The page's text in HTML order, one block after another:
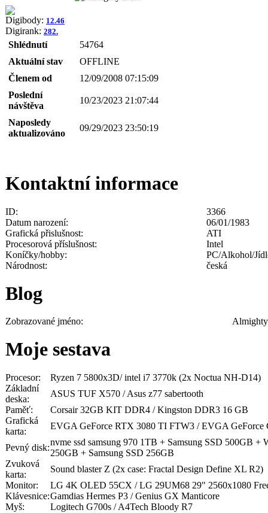
Digibody: 12.46
Digirank: 282.
Shlédnutí
54764
Aktuální stav
OFFLINE
Členem od
12/09/2008 07:15:09
Poslední
návštěva
10/23/2023 21:07:44
Naposledy
aktualizováno
09/29/2023 23:50:19
Kontaktní informace
ID:
3366
Datum narození:
06/01/1983
Grafická přislušnost:
ATI
Procesorová příslušnost:
Intel
Koníčky/hobby:
PC/Alkohol/
Národnost:
česká
Blog
Zobrazované jméno:
Moje sestava
Procesor:
Ryzen 7 5800x3D/ intel i7 3770k (2x Noctua NH-D14)
Základní
deska:
ASUS TUF X570 / Asus z77 sabertooth
Paměť:
Corsair 32GB KIT DDR4 / Kingston DDR3 16 GB
Grafická
karta:
EVGA GeForce RTX 3080 TI FTW3 / EVGA GeForce
Pevný disk:
nvme ssd samsung 970 1TB + Samsung SSD 500GB
250GB + Samsung SSD 256GB
Zvuková
karta:
Sound blaster Z (2x case: Fractal Design Define XL R2)
Monitor:
LG 4K OLED 55CX / LG 29UM68 29" 2560x1080
Klávesnice:Gamdias Hermes P3 / Genius GX Manticore
Myš:
Logitech G700s / A4Tech Bloody R7